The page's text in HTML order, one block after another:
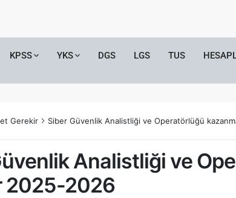
KPSS YKS DGS LGS TUS
Gerekir Siber Güvenlik Analistliği ve Operatörlüğü
Analistliği ve
2025-2026